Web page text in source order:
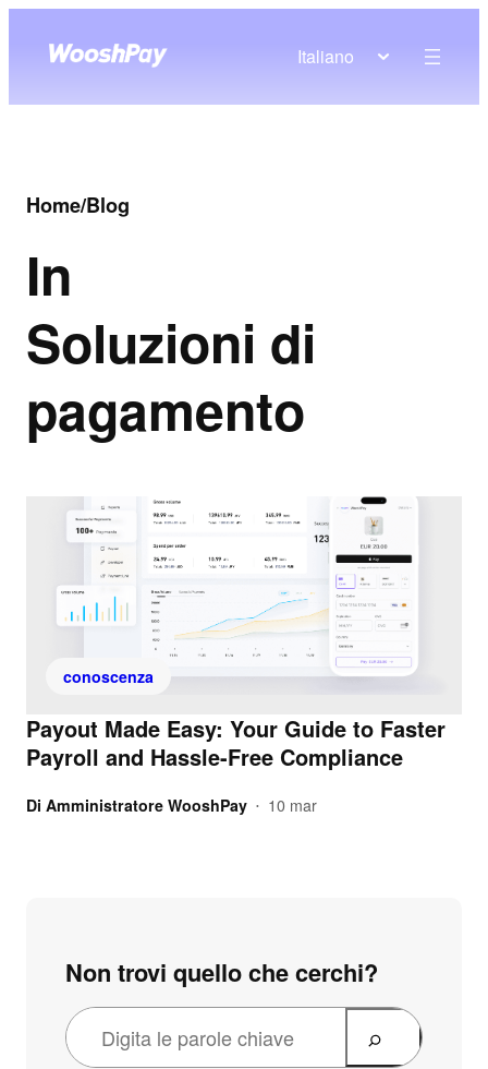
Italiano
Home/Blog
In
Soluzioni di
pagamento
conoscenza
Payout Made Easy: Your Guide to Faster
Payroll and Hassle-Free Compliance
Di Amministratore WooshPay • 10 mar
Non trovi quello che cerchi?